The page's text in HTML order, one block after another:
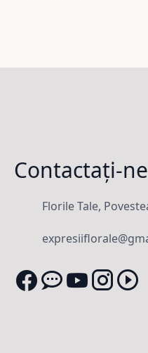
Contactați-ne
Florile Tale,